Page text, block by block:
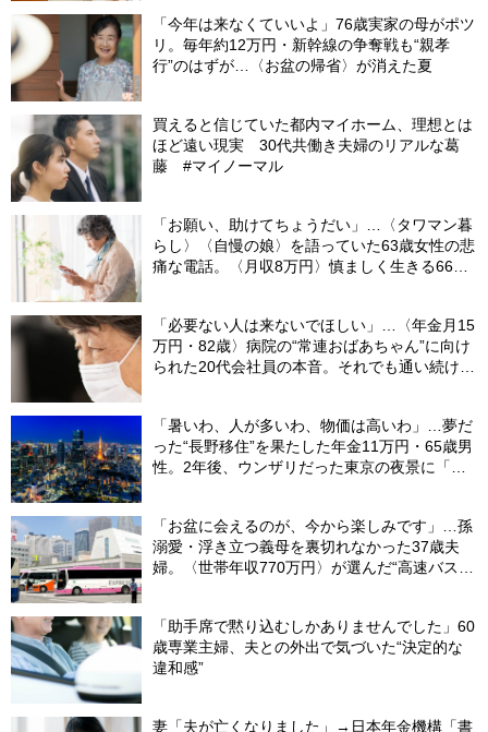
「今年は来なくていいよ」76歳実家の母がポツ
リ。毎年約12万円・新幹線の争奪戦も“親孝
行”のはずが…〈お盆の帰省〉が消えた夏
買えると信じていた都内マイホーム、理想とは
ほど遠い現実 30代共働き夫婦のリアルな葛
藤 #マイノーマル
「お願い、助けてちょうだい」…〈タワマン暮
らし〉〈自慢の娘〉を語っていた63歳女性の悲
痛な電話。〈月収8万円〉慎ましく生きる66歳
「必要ない人は来ないでほしい」…〈年金月15
万円・82歳〉病院の“常連おばあちゃん”に向け
られた20代会社員の本音。それでも通い続ける
「暑いわ、人が多いわ、物価は高いわ」…夢だ
った“長野移住”を果たした年金11万円・65歳男
性。2年後、ウンザリだった東京の夜景に「癒
「お盆に会えるのが、今から楽しみです」…孫
溺愛・浮き立つ義母を裏切れなかった37歳夫
婦。〈世帯年収770万円〉が選んだ“高速バス帰
「助手席で黙り込むしかありませんでした」60
歳専業主婦、夫との外出で気づいた“決定的な
違和感”
妻「夫が亡くなりました」→日本年金機構「書